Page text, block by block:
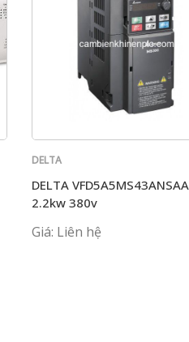
DELTA
DELTA VFD5A5MS43ANSAA
2.2kw 380v
Giá: Liên hệ